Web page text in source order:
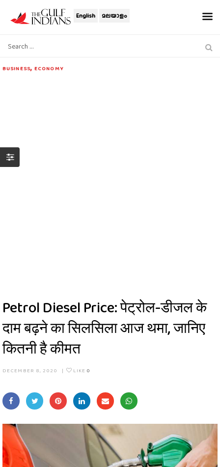
English മലയാളം
BUSINESS,ECONOMY
Petrol Diesel Price: पेट्रोल-डीजल के
दाम बढ़ने का सिलसिला आज थमा, जानिए
कितनी है कीमत
DECEMBER 8, 2020 | LIKE 0